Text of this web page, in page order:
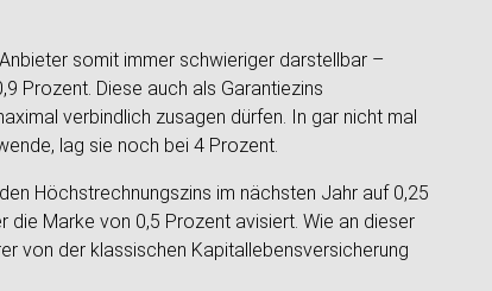
somit immer schwieriger darstellbar –
Prozent. Diese auch als Garantiezins
verbindlich zusagen dürfen. In gar nicht mal
lag sie noch bei 4 Prozent.
Höchstrechnungszins im nächsten Jahr auf 0,25
Marke von 0,5 Prozent avisiert. Wie an dieser
von der klassischen Kapitallebensversicherung